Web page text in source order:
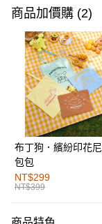
信用卡一次付款
購物金
超商取貨付款
LINE Pay
街口支付
運送方式
全家取貨付款
每筆NT$60，滿
付款後全家取貨
商品加價購 (2)
布丁狗．繽紛印花
包包
NT$299
NT$399